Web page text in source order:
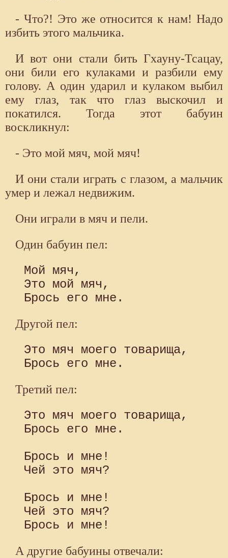
- Что?! Это же относится к нам! Надо
избить этого мальчика.
И вот они стали бить Гхауну-Тсацау,
они били его кулаками и разбили ему
голову. А один ударил и кулаком выбил
ему глаз, так что глаз выскочил и
покатился. Тогда этот бабуин
воскликнул:
- Это мой мяч, мой мяч!
И они стали играть с глазом, а мальчик
умер и лежал недвижим.
Они играли в мяч и пели.
Один бабуин пел:
Мой мяч,
Это мой мяч,
Другой пел:
Это мяч моего товарища,
Третий пел:
Это мяч моего товарища,
Брось его мне.
Брось и мне!
Чей это мяч?
Брось и мне!
Чей это мяч?
А другие бабуины отвечали: